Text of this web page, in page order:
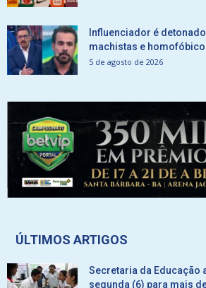
Influenciador é
machistas e
5 de agosto de 2026
ÚLTIMOS ARTIGOS
Secretaria da Educação
segunda (6) para mais